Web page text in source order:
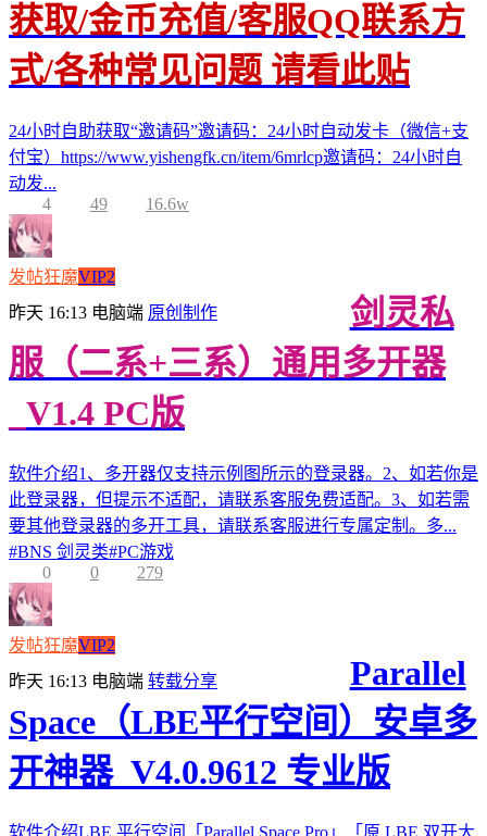
获取/金币充值/客服QQ联系方
式/各种常见问题 请看此贴
24小时自助获取“邀请码”邀请码：24小时自动发卡（微信+支
付宝）https://www.yishengfk.cn/item/6mrlcp邀请码：24小时自
动发...
4
49 16.6w
发帖狂魔VIP2
昨天 16:13 电脑端 原创制作
剑灵私
服（二系+三系）通用多开器
_V1.4 PC版
软件介绍1、多开器仅支持示例图所示的登录器。2、如若你是
此登录器，但提示不适配，请联系客服免费适配。3、如若需
要其他登录器的多开工具，请联系客服进行专属定制。多...
#BNS 剑灵类#PC游戏
0
0 279
发帖狂魔VIP2
昨天 16:13 电脑端 转载分享
Parallel
Space（LBE平行空间）安卓多
开神器_V4.0.9612 专业版
软件介绍LBE 平行空间「Parallel Space Pro」「原 LBE 双开大